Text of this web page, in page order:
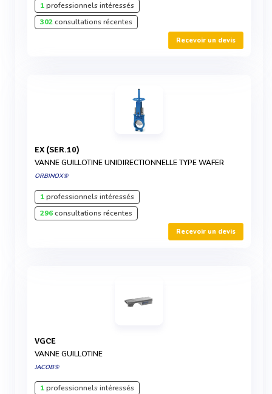
1professionnels intéressés
302consultations récentes
Recevoir un devis
EX (SER.10)
VANNE GUILLOTINE UNIDIRECTIONNELLE TYPE WAFER
ORBINOX®
1professionnels intéressés
296consultations récentes
Recevoir un devis
VGCE
VANNE GUILLOTINE
JACOB®
1professionnels intéressés